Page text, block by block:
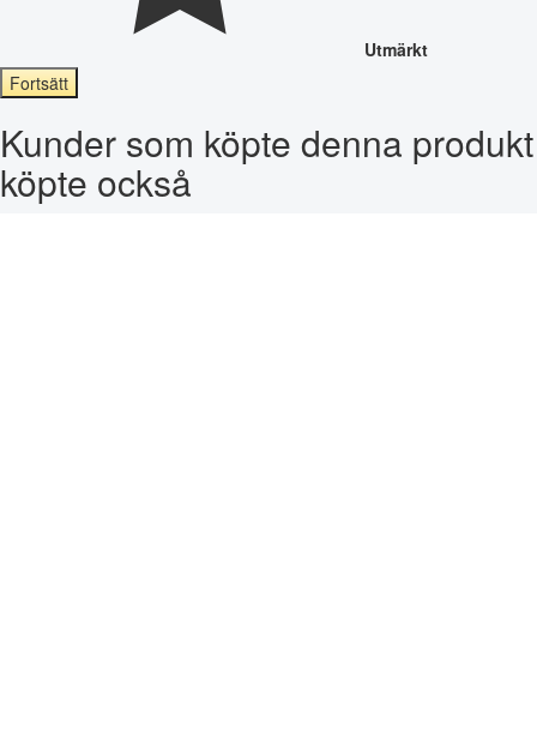
Utmärkt
Fortsätt
Kunder som köpte denna produkt
köpte också